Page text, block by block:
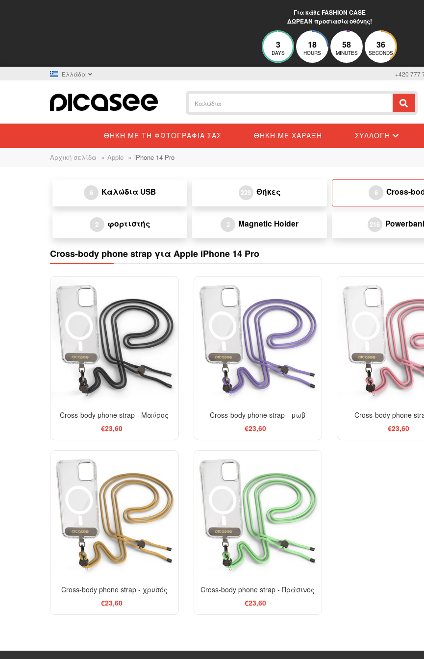
Για κάθε FASHION CASE
ΔΩΡΕΑΝ προστασία οθόνης!
3
DAYS
18
HOURS
58
MINUTES
36
SECONDS
Ελλάδα +420 777
ΘΉΚΗ ΜΕ ΤΗ ΦΩΤΟΓΡΑΦΊΑ ΣΑΣ ΘΉΚΗ ΜΕ ΧΆΡΑΞΗ ΣΥΛΛΟΓΉ
Αρχική σελίδα » Apple » iPhone 14 Pro
6 Καλώδια USB 229 Θήκες 6 Cross-
2 φορτιστής 2 Magnetic Holder 216
Cross-body phone strap για Apple iPhone 14 Pro
Cross-body phone strap - Μαύρος
€23,60
Cross-body phone strap - μωβ
€23,60
Cross-body phone
€23,60
Cross-body phone strap - χρυσός
€23,60
Cross-body phone strap - Πράσινος
€23,60